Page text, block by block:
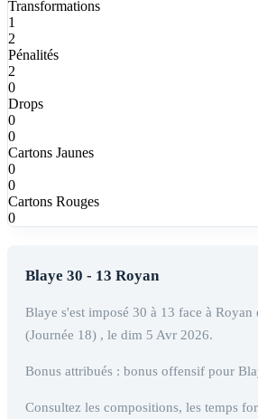
Transformations
1
2
Pénalités
2
0
Drops
0
0
Cartons Jaunes
0
0
Cartons Rouges
0
Blaye 30 - 13 Royan
Blaye s'est imposé 30 à 13 face à Royan
(Journée 18) , le dim 5 Avr 2026.
Bonus attribués : bonus offensif pour
Consultez les compositions, les temps